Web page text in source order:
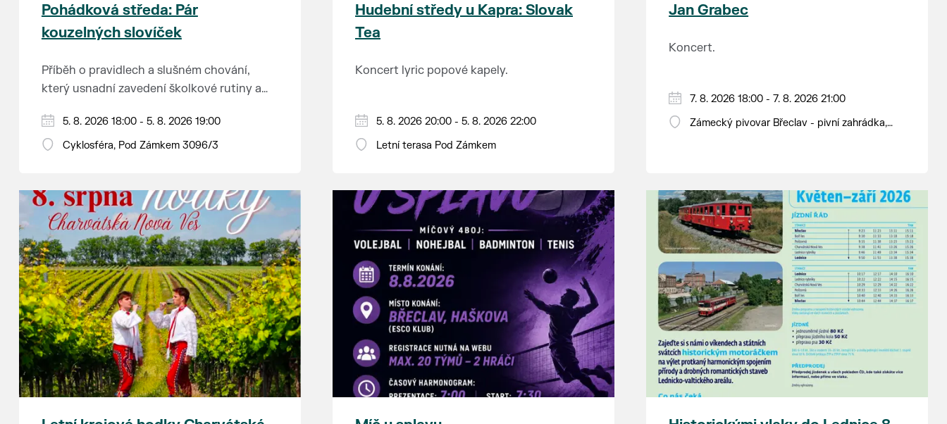
Pohádková středa: Pár
kouzelných slovíček
Příběh o pravidlech a slušném chování,
který usnadní zavedení školkové rutiny a
Hraje se jen za příznivého počasí.
Vstupné dobrovolné.
5. 8. 2026 18:00 - 5. 8. 2026 19:00
Cyklosféra, Pod Zámkem 3096/3
Hudební středy u Kapra: Slovak
Tea
Koncert lyric popové kapely.
5. 8. 2026 20:00 - 5. 8. 2026 22:00
Letní terasa Pod Zámkem
Jan Grabec
Koncert.
7. 8. 2026 18:00 - 7. 8. 2026 21:00
Zámecký pivovar Břeclav - pivní zahrádka,